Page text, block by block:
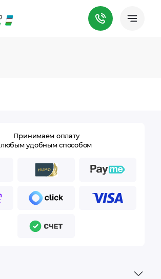
Принимаем оплату
любым удобным способом